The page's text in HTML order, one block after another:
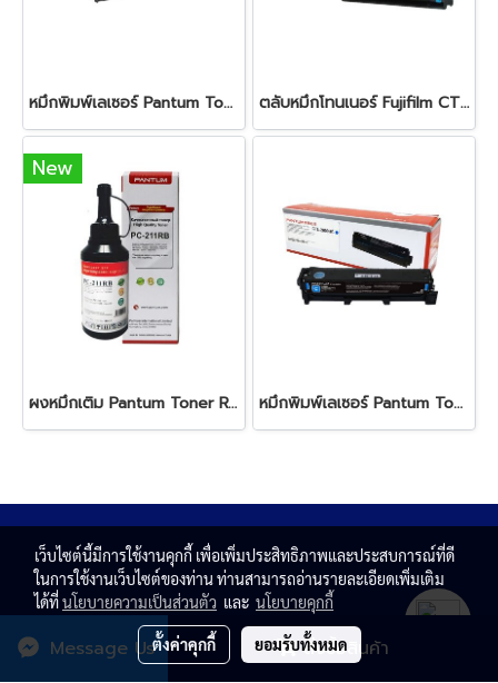
สั่งซื้อสินค้า
Message Us
หมึกพิมพ์เลเซอร์ Pantum Toner PC-210EV Black ตลับหมึกโทนเนอร์ Fujifilm CT203550 Black
New
ผงหมึกเติม Pantum Toner Refill Kit for PB-211RB Black หมึกพิมพ์เลเซอร์ Pantum Toner Drum CTL-2000 HC Cyanหมึกสีดำ ใช้สำหรับเครื่องพิมพ์ : Pantum รุ่น CP2200 CM2200 Series ปริมาณการพิมพ์ 5% ลงบนกระดาษ A4 พิมพ์ได้ 3,500 แผ่น
© Copyright 2020 All rights reserved. T.N. MAGNATE
เว็บไซต์นี้มีการใช้งานคุกกี้ เพื่อเพิ่มประสิทธิภาพและประสบการณ์ที่ดี
ในการใช้งานเว็บไซต์ของท่าน ท่านสามารถอ่านรายละเอียดเพิ่มเติม
ได้ที่นโยบายความเป็นส่วนตัว และ นโยบายคุกกี้
ตั้งค่าคุกกี้ ยอมรับทั้งหมด